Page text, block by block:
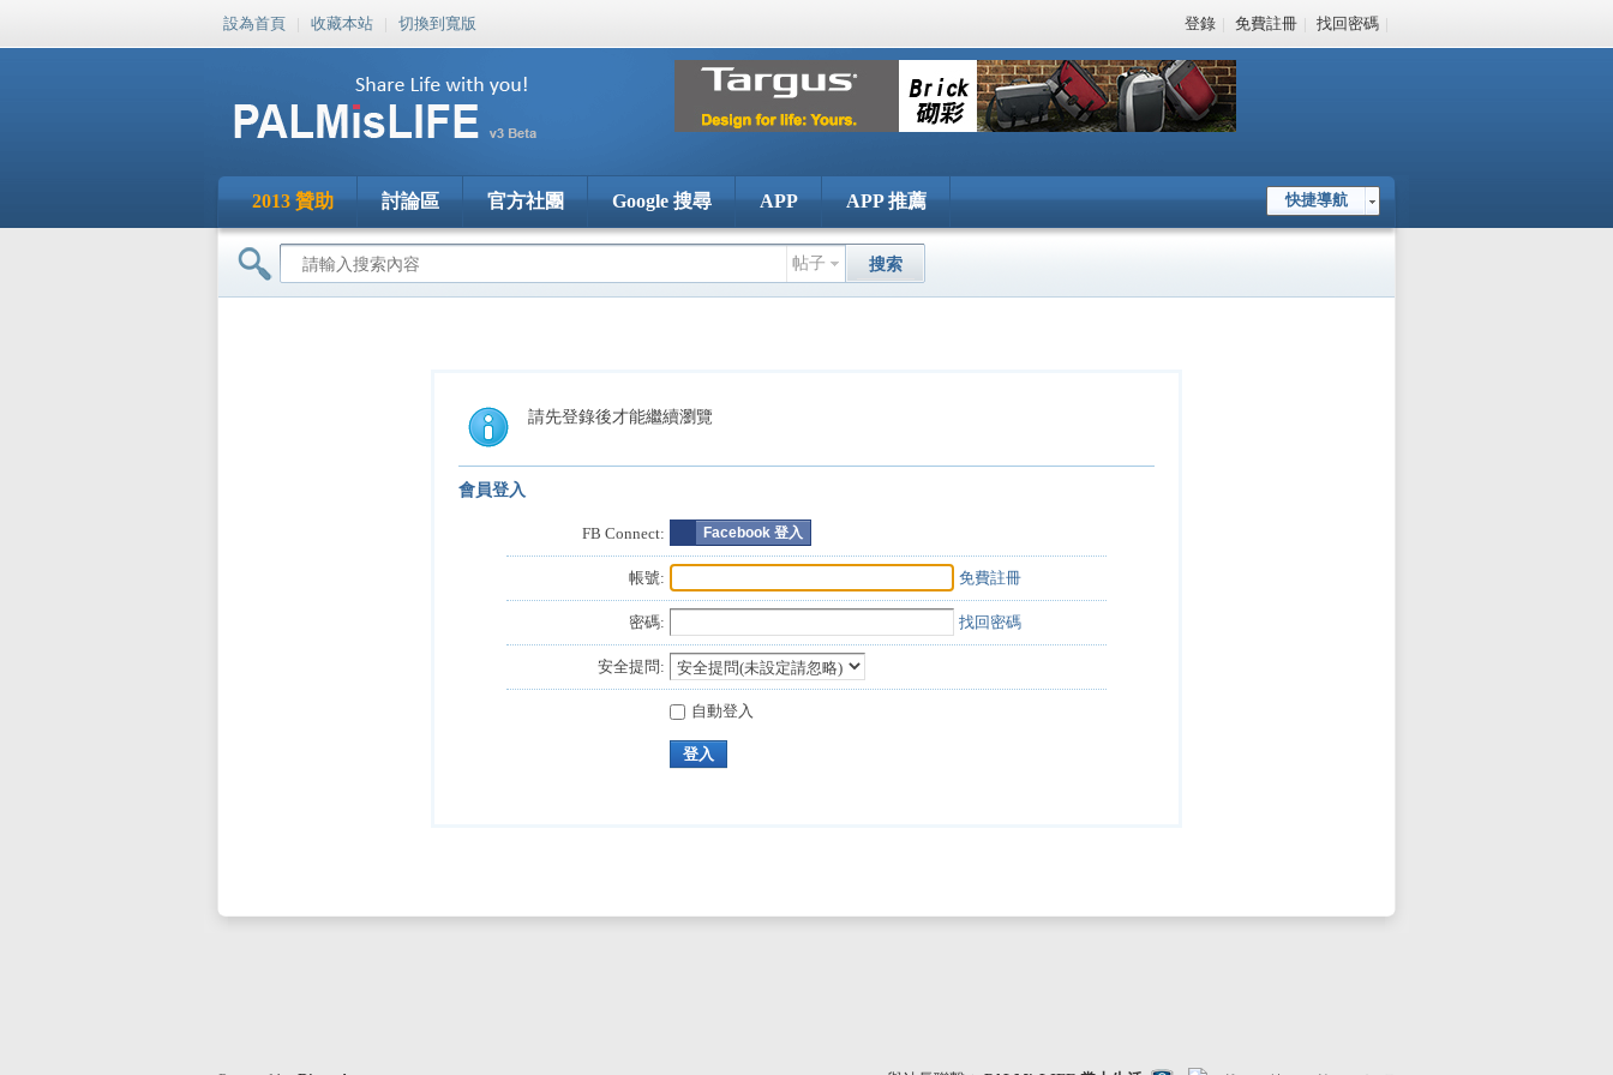
設為首頁 | 收藏本站 | 切換到寬版 登錄 | 免費註冊 | 找回密碼 |
快捷導航
2013 贊助 討論區 官方社團 Google 搜尋 APP APP 推薦
帖子 搜索
請先登錄後才能繼續瀏覽
會員登入
FB Connect: Facebook 登入
帳號: 免費註冊
密碼: 找回密碼
安全提問:
自動登入
登入